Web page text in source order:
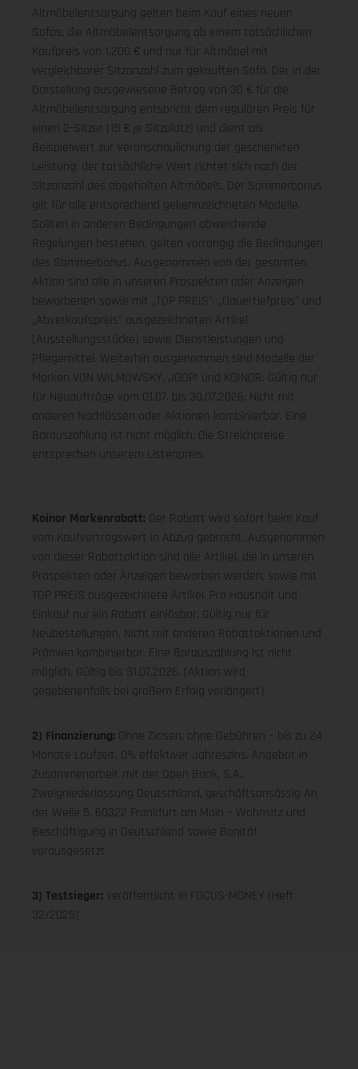
Altmöbelentsorgung gelten beim Kauf eines neuen
Sofas; die Altmöbelentsorgung ab einem tatsächlichen
Kaufpreis von 1.200 € und nur für Altmöbel mit
vergleichbarer Sitzanzahl zum gekauften Sofa. Der in der
Darstellung ausgewiesene Betrag von 30 € für die
Altmöbelentsorgung entspricht dem regulären Preis für
einen 2-Sitzer (15 € je Sitzplatz) und dient als
Beispielwert zur Veranschaulichung der geschenkten
Leistung; der tatsächliche Wert richtet sich nach der
Sitzanzahl des abgeholten Altmöbels. Der Sommerbonus
gilt für alle entsprechend gekennzeichneten Modelle.
Sollten in anderen Bedingungen abweichende
Regelungen bestehen, gelten vorrangig die Bedingungen
des Sommerbonus. Ausgenommen von der gesamten
Aktion sind alle in unseren Prospekten oder Anzeigen
beworbenen sowie mit „TOP PREIS", „Dauertiefpreis" und
„Abverkaufspreis" ausgezeichneten Artikel
(Ausstellungsstücke) sowie Dienstleistungen und
Pflegemittel. Weiterhin ausgenommen sind Modelle der
Marken VON WILMOWSKY, JOOP! und KOINOR. Gültig nur
für Neuaufträge vom 01.07. bis 30.07.2026. Nicht mit
anderen Nachlässen oder Aktionen kombinierbar. Eine
Barauszahlung ist nicht möglich. Die Streichpreise
entsprechen unserem Listenpreis.
Koinor Markenrabatt: Der Rabatt wird sofort beim Kauf
vom Kaufvertragswert in Abzug gebracht. Ausgenommen
von dieser Rabattaktion sind alle Artikel, die in unseren
Prospekten oder Anzeigen beworben werden, sowie mit
TOP PREIS ausgezeichnete Artikel. Pro Haushalt und
Einkauf nur ein Rabatt einlösbar. Gültig nur für
Neubestellungen. Nicht mit anderen Rabattaktionen und
Prämien kombinierbar. Eine Barauszahlung ist nicht
möglich. Gültig bis 31.07.2026. (Aktion wird
gegebenenfalls bei großem Erfolg verlängert).
2) Finanzierung: Ohne Zinsen, ohne Gebühren – bis zu 24
Monate Laufzeit, 0% effektiver Jahreszins. Angebot in
Zusammenarbeit mit der Open Bank, S.A.,
Zweigniederlassung Deutschland, geschäftsansässig An
der Welle 5, 60322 Frankfurt am Main – Wohnsitz und
Beschäftigung in Deutschland sowie Bonität
vorausgesetzt
3) Testsieger: veröffentlicht in FOCUS-MONEY (Heft
32/2025)